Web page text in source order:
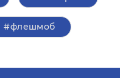
#флешмоб